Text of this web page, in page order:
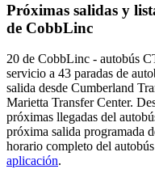
Próximas salidas y
de CobbLinc
20 de CobbLinc - autobús
servicio a 43 paradas de
salida desde Cumberland
Marietta Transfer Center.
próximas llegadas del
próxima salida programada
horario completo del
aplicación.